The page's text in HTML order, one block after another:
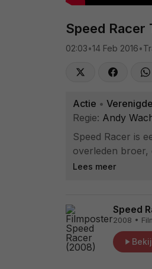
Speed Racer
02:03•14 Feb 2016•
Actie •
Regie: Andy
Speed Racer is
overleden broer,
Lees meer
Speed
2008 •